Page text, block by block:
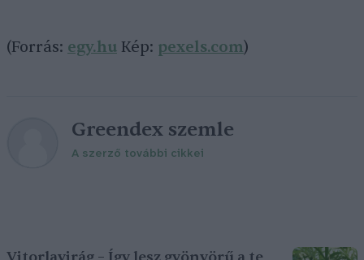
(Forrás: egy.hu Kép: pexels.com)
Greendex szemle
A szerző további cikkei